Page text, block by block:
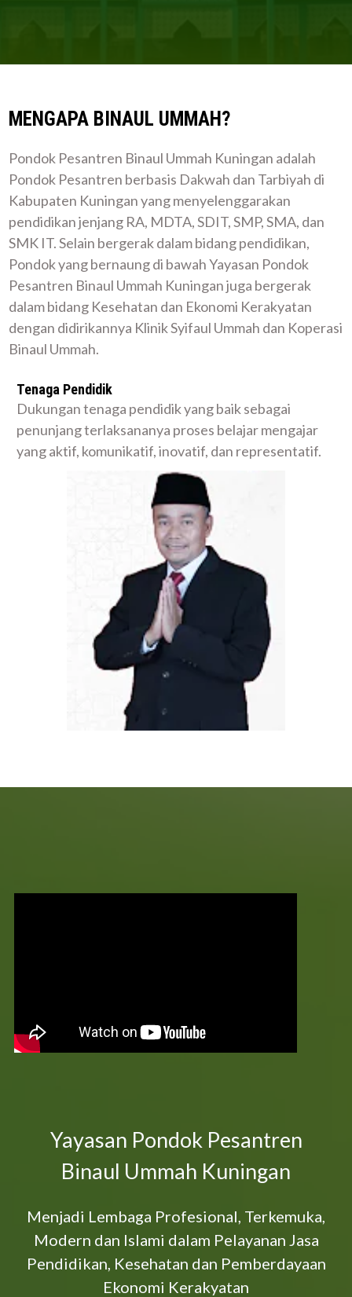
MENGAPA BINAUL UMMAH?
Pondok Pesantren Binaul Ummah Kuningan adalah
Pondok Pesantren berbasis Dakwah dan Tarbiyah di
Kabupaten Kuningan yang menyelenggarakan
pendidikan jenjang RA, MDTA, SDIT, SMP, SMA, dan
SMK IT. Selain bergerak dalam bidang pendidikan,
Pondok yang bernaung di bawah Yayasan Pondok
Pesantren Binaul Ummah Kuningan juga bergerak
dalam bidang Kesehatan dan Ekonomi Kerakyatan
dengan didirikannya Klinik Syifaul Ummah dan Koperasi
Binaul Ummah.
Tenaga Pendidik
Dukungan tenaga pendidik yang baik sebagai
penunjang terlaksananya proses belajar mengajar
yang aktif, komunikatif, inovatif, dan representatif.
Yayasan Pondok Pesantren
Binaul Ummah Kuningan
Menjadi Lembaga Profesional, Terkemuka,
Modern dan Islami dalam Pelayanan Jasa
Pendidikan, Kesehatan dan Pemberdayaan
Ekonomi Kerakyatan